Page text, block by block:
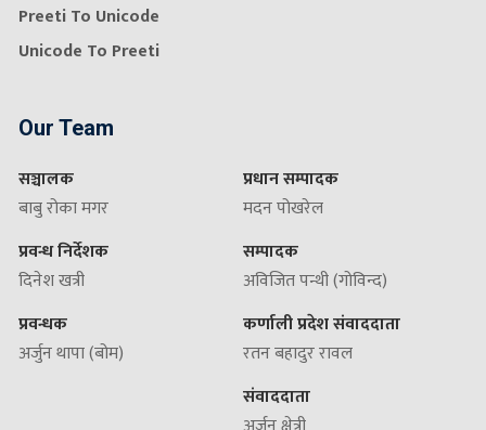
Preeti To Unicode
Unicode To Preeti
Our Team
सञ्चालक
बाबु रोका मगर
प्रवन्ध निर्देशक
दिनेश खत्री
प्रवन्धक
अर्जुन थापा (बोम)
प्रधान सम्पादक
मदन पोखरेल
सम्पादक
अविजित पन्थी (गोविन्द)
कर्णाली प्रदेश संवाददाता
रतन बहादुर रावल
संवाददाता